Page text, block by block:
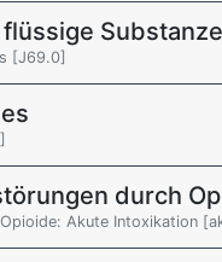
[J69.0]
durch
Akute Intoxikation